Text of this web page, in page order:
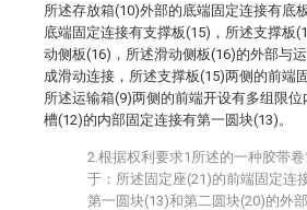
所述存放箱(10)外部的底端固定连接有底
底端固定连接有支撑板(15)，所述支撑板
动侧板(16)，所述滑动侧板(16)的外部与
成滑动连接，所述支撑板(15)两侧的前端
所述运输箱(9)两侧的前端开设有多组限
槽(12)的内部固定连接有第一圆块(13)。
2.根据权利要求1所述的一种胶带
于：所述固定座(21)的前端固定连
第一圆块(13)和第二圆块(20)的外